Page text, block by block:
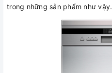
trong những sản phẩm như vậy.